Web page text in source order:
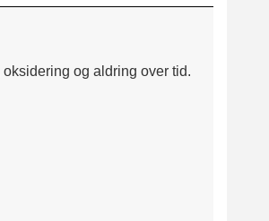
og aldring over tid.